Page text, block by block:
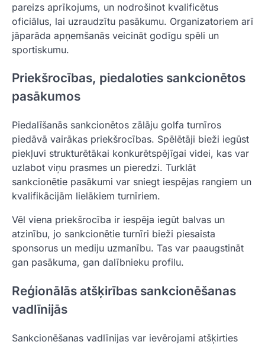
pareizs aprīkojums, un nodrošinot kvalificētus
oficiālus, lai uzraudzītu pasākumu. Organizatoriem arī
jāparāda apņemšanās veicināt godīgu spēli un
sportiskumu.
Priekšrocības, piedaloties sankcionētos
pasākumos
Piedalīšanās sankcionētos zālāju golfa turnīros
piedāvā vairākas priekšrocības. Spēlētāji bieži iegūst
piekļuvi strukturētākai konkurētspējīgai videi, kas var
uzlabot viņu prasmes un pieredzi. Turklāt
sankcionētie pasākumi var sniegt iespējas rangiem un
kvalifikācijām lielākiem turnīriem.
Vēl viena priekšrocība ir iespēja iegūt balvas un
atzinību, jo sankcionētie turnīri bieži piesaista
sponsorus un mediju uzmanību. Tas var paaugstināt
gan pasākuma, gan dalībnieku profilu.
Reģionālās atšķirības sankcionēšanas
vadlīnijās
Sankcionēšanas vadlīnijas var ievērojami atšķirties